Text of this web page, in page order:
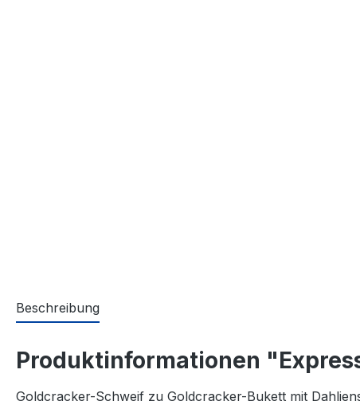
Beschreibung
Produktinformationen
Goldcracker-Schweif zu Goldcracker-Bukett mit